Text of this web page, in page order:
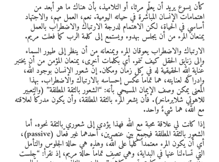
كأن يسوع يريد أن يعلّم مرثا، أو التلاميذ، بأن هناك ما هو أبعد من
اهتمامات الإنسان المباشرة في حياته اليومية. نعم، العمل مهم، والاجتهاد
أساسي في الحياة، لكن الاهتمام لدرجة الارتباك والاضطراب بالعمل
يمنعان المرء من أن يجلس بهدوء ويستمع إلى كلمة الرب كما فعلت مريم.
الارتباك والاضطراب يعوقان المرء ويمنعانه من أن ينظر إلى طيور السماء
وإلى زنابق الحقل كيف تنمو. أي بكلمات أخرى، يمنعان المؤمن من أن يختبر
عناية الله الحقيقية له في كل زمان ومكان. إنّ شعور الإنسان بوجود الله،
وإدراكَه لعنايته، هما تماماً عكس إحساسه بالارتباك والاضطراب. بهذا
المعنى يمكن وصف الإيمان المسيحي بأنه: “الشعور بالثقة المطلقة” (والتعبير
للاهوتي شلايرماخر). فأن يشعر المرء بالثقة المطلقة، وأن يكون مدركاً لعلاقته
مع الله، هما شيءٌ واحد.
إذا كانت لي علاقة محبة مع الله فهذا يؤدي إلى شعوري بالثقة نحوه. أما
الشعور بالثقة المطلقة فيجمع بين عنصرين، أحدهما غير فعّال (passive)،
أي أن يكون المرء معتمداً كلياً على الله، وهذه هي حالة الجلوس والتأمل
التي تساءلنا عنها في البداية، وهي تصف تماماً حالة مريم، إذ نقرأ: “جلست